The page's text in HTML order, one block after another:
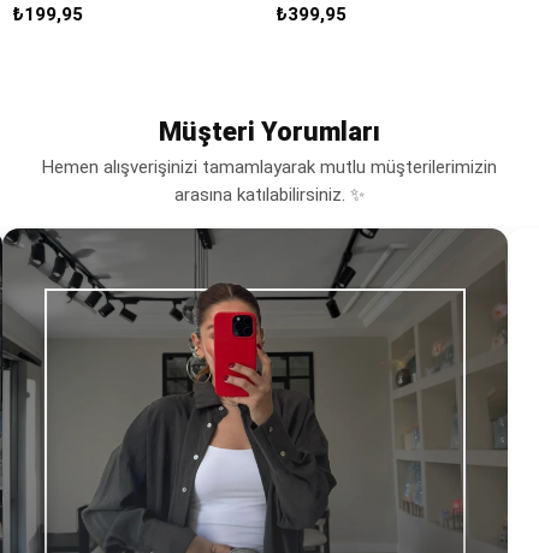
₺399,95
Müşteri Yorumları
Hemen alışverişinizi tamamlayarak mutlu müşterilerimizin
arasına katılabilirsiniz. ✨